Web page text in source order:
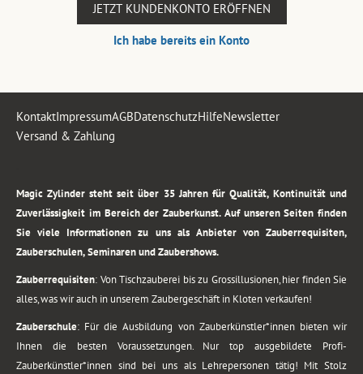
JETZT KUNDENKONTO ERÖFFNEN
Ich habe bereits ein Konto
KontaktImpressumAGBDatenschutzHilfeNewsletter
Versand & Zahlung
Magic Zylinder steht seit über 35 Jahren für Qualität, Kontinuität und
Zuverlässigkeit im Bereich der Zauberkunst. Auf unseren Seiten finden
Sie viele Informationen zu uns als Anbieter von Zauberrequisiten,
Zauberschulen, Seminaren und Zaubershows.
Zauberrequisiten: Von Tischzauberei bis zu Grossillusionen, hier finden Sie
alles, was wir auch in unserem Zaubergeschäft in Kloten verkaufen!
Zauberschule: Für die Ausbildung von Zauberkünstler*innen bieten wir
Ihnen die besten Voraussetzungen. Nur top ausgebildete Profi-
Zauberkünstler*innen sind bei uns als Lehrepersonen tätig! Mit Stolz